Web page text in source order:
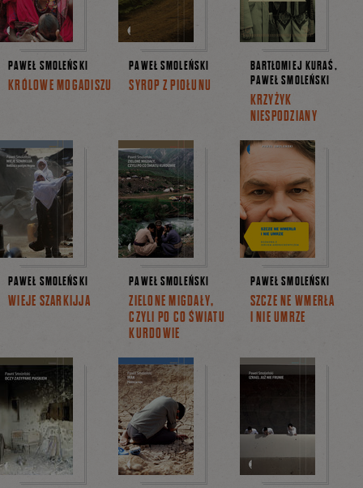
PAWEŁ SMOLEŃSKI
KRÓLOWE MOGADISZU
PAWEŁ SMOLEŃSKI
SYROP Z PIOŁUNU
BARTŁOMIEJ KURAŚ,
PAWEŁ SMOLEŃSKI
KRZYŻYK
NIESPODZIANY
PAWEŁ SMOLEŃSKI
WIEJE SZARKIJJA
PAWEŁ SMOLEŃSKI
ZIELONE MIGDAŁY,
CZYLI PO CO ŚWIATU
KURDOWIE
PAWEŁ SMOLEŃSKI
SZCZE NE WMERŁA
I NIE UMRZE